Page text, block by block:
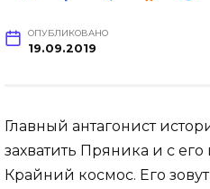
ОПУБЛИКОВАНО
19.09.2019
Главный антагонист
захватить Пряника и с
Крайний космос. Его